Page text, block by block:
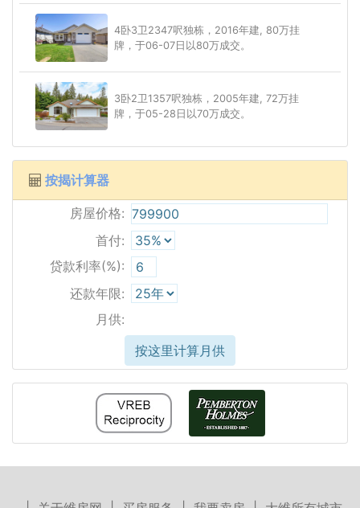
4卧3卫2347呎独栋，2016年建, 80万挂
牌，于06-07日以80万成交。
3卧2卫1357呎独栋，2005年建, 72万挂
牌，于05-28日以70万成交。
按揭计算器
房屋价格:
首付:
贷款利率(%):
还款年限:
月供:
按这里计算月供